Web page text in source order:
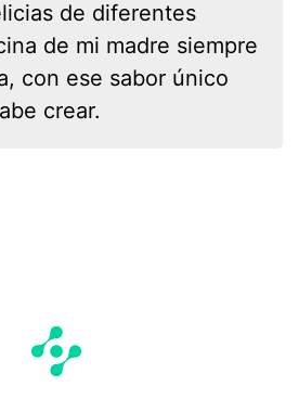
de diferentes
de mi madre siempre
con ese sabor único
crear.